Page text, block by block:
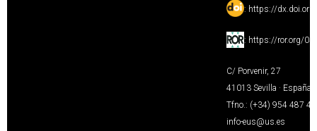
: https://
: https://ror.org/
C/ Porvenir, 27
41013 Sevilla · España
Tfno.: (+34) 954 487
info-eus@us.es